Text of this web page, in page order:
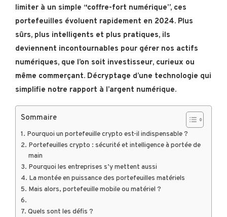
limiter à un simple “coffre-fort numérique”, ces
portefeuilles évoluent rapidement en 2024. Plus
sûrs, plus intelligents et plus pratiques, ils
deviennent incontournables pour gérer nos actifs
numériques, que l’on soit investisseur, curieux ou
même commerçant. Décryptage d’une technologie qui
simplifie notre rapport à l’argent numérique.
Sommaire
Pourquoi un portefeuille crypto est-il indispensable ?
Portefeuilles crypto : sécurité et intelligence à portée de
main
Pourquoi les entreprises s’y mettent aussi
La montée en puissance des portefeuilles matériels
Mais alors, portefeuille mobile ou matériel ?
Quels sont les défis ?